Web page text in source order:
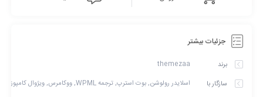
Add
Add فارسی سازی کامل
Update اسلایدر رولوشن 6.5.5
Update ویژوال کامپوزر 6.7.0
جزئیات بیشتر
برند
themezaa
سازگار با
اسلایدر رولوشن, بوت استرپ, ترجمه WPML, ووکامرس, ویژوال کامپوزر